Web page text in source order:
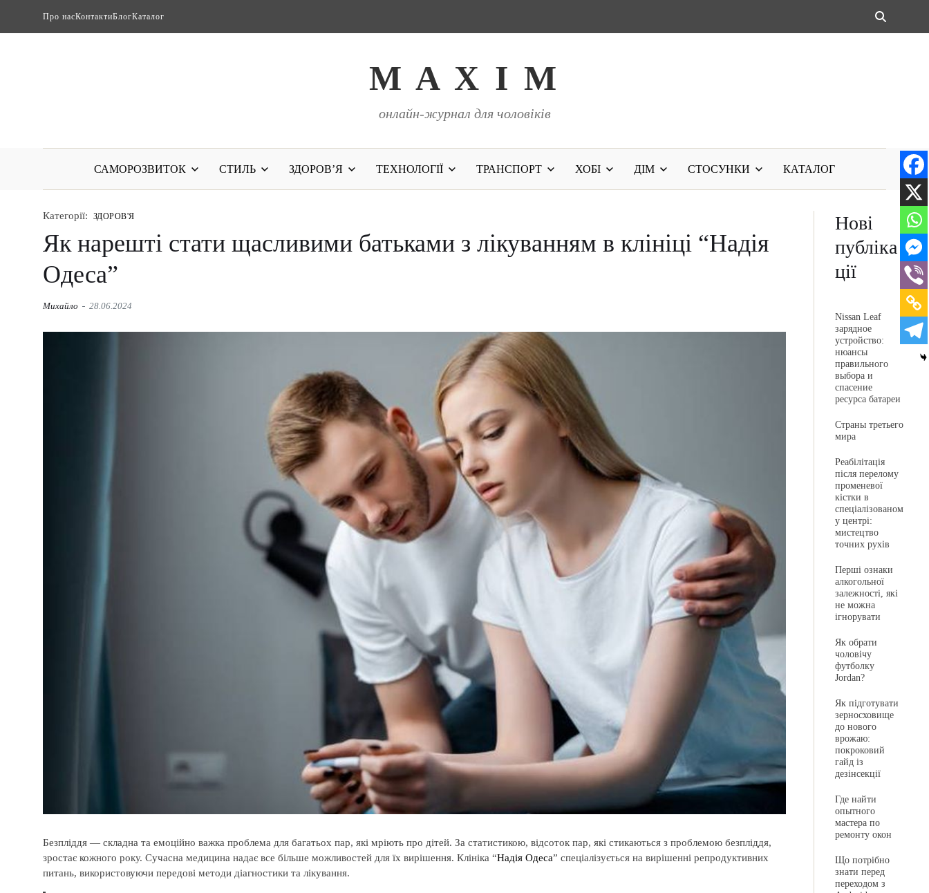
Про насКонтактиБлогКаталог
M A X I M
онлайн-журнал для чоловіків
САМОРОЗВИТОК СТИЛЬ ЗДОРОВ’Я ТЕХНОЛОГІЇ ТРАНСПОРТ ХОБІ ДІМ СТОСУНКИ КАТАЛОГ
Категорії: ЗДОРОВ'Я
Як нарешті стати щасливими батьками з лікуванням в клініці “Надія
Одеса”
Михайло 28.06.2024
Безпліддя — складна та емоційно важка проблема для багатьох пар, які мріють про дітей. За статистикою, відсоток пар, які стикаються з проблемою безпліддя,
зростає кожного року. Сучасна медицина надає все більше можливостей для їх вирішення. Клініка “Надія Одеса” спеціалізується на вирішенні репродуктивних
питань, використовуючи передові методи діагностики та лікування.
Нові
публіка
ції
Nissan Leaf
зарядное
устройство:
нюансы
правильного
выбора и
спасение
ресурса батареи
Страны третьего
мира
Реабілітація
після перелому
променевої
кістки в
спеціалізованом
у центрі:
мистецтво
точних рухів
Перші ознаки
алкогольної
залежності, які
не можна
ігнорувати
Як обрати
чоловічу
футболку
Jordan?
Як підготувати
зерносховище
до нового
врожаю:
покроковий
гайд із
дезінсекції
Где найти
опытного
мастера по
ремонту окон
Що потрібно
знати перед
переходом з